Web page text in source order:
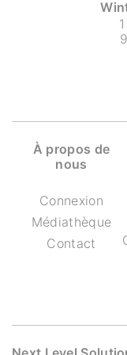
À propos de
nous
Connexion
Médiathèque
Contact